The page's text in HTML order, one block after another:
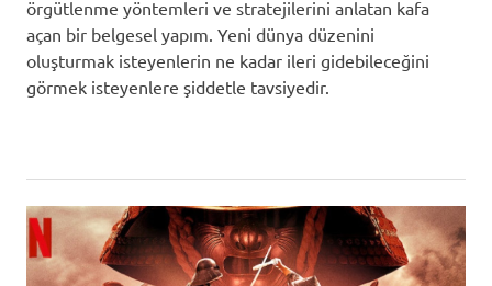
örgütlenme yöntemleri ve stratejilerini anlatan kafa
açan bir belgesel yapım. Yeni dünya düzenini
oluşturmak isteyenlerin ne kadar ileri gidebileceğini
görmek isteyenlere şiddetle tavsiyedir.